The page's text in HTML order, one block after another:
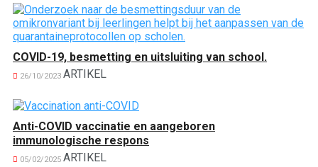
COVID-19, besmetting en uitsluiting van school.
26/10/2023 ARTIKEL
Anti-COVID vaccinatie en aangeboren
immunologische respons
05/02/2025 ARTIKEL